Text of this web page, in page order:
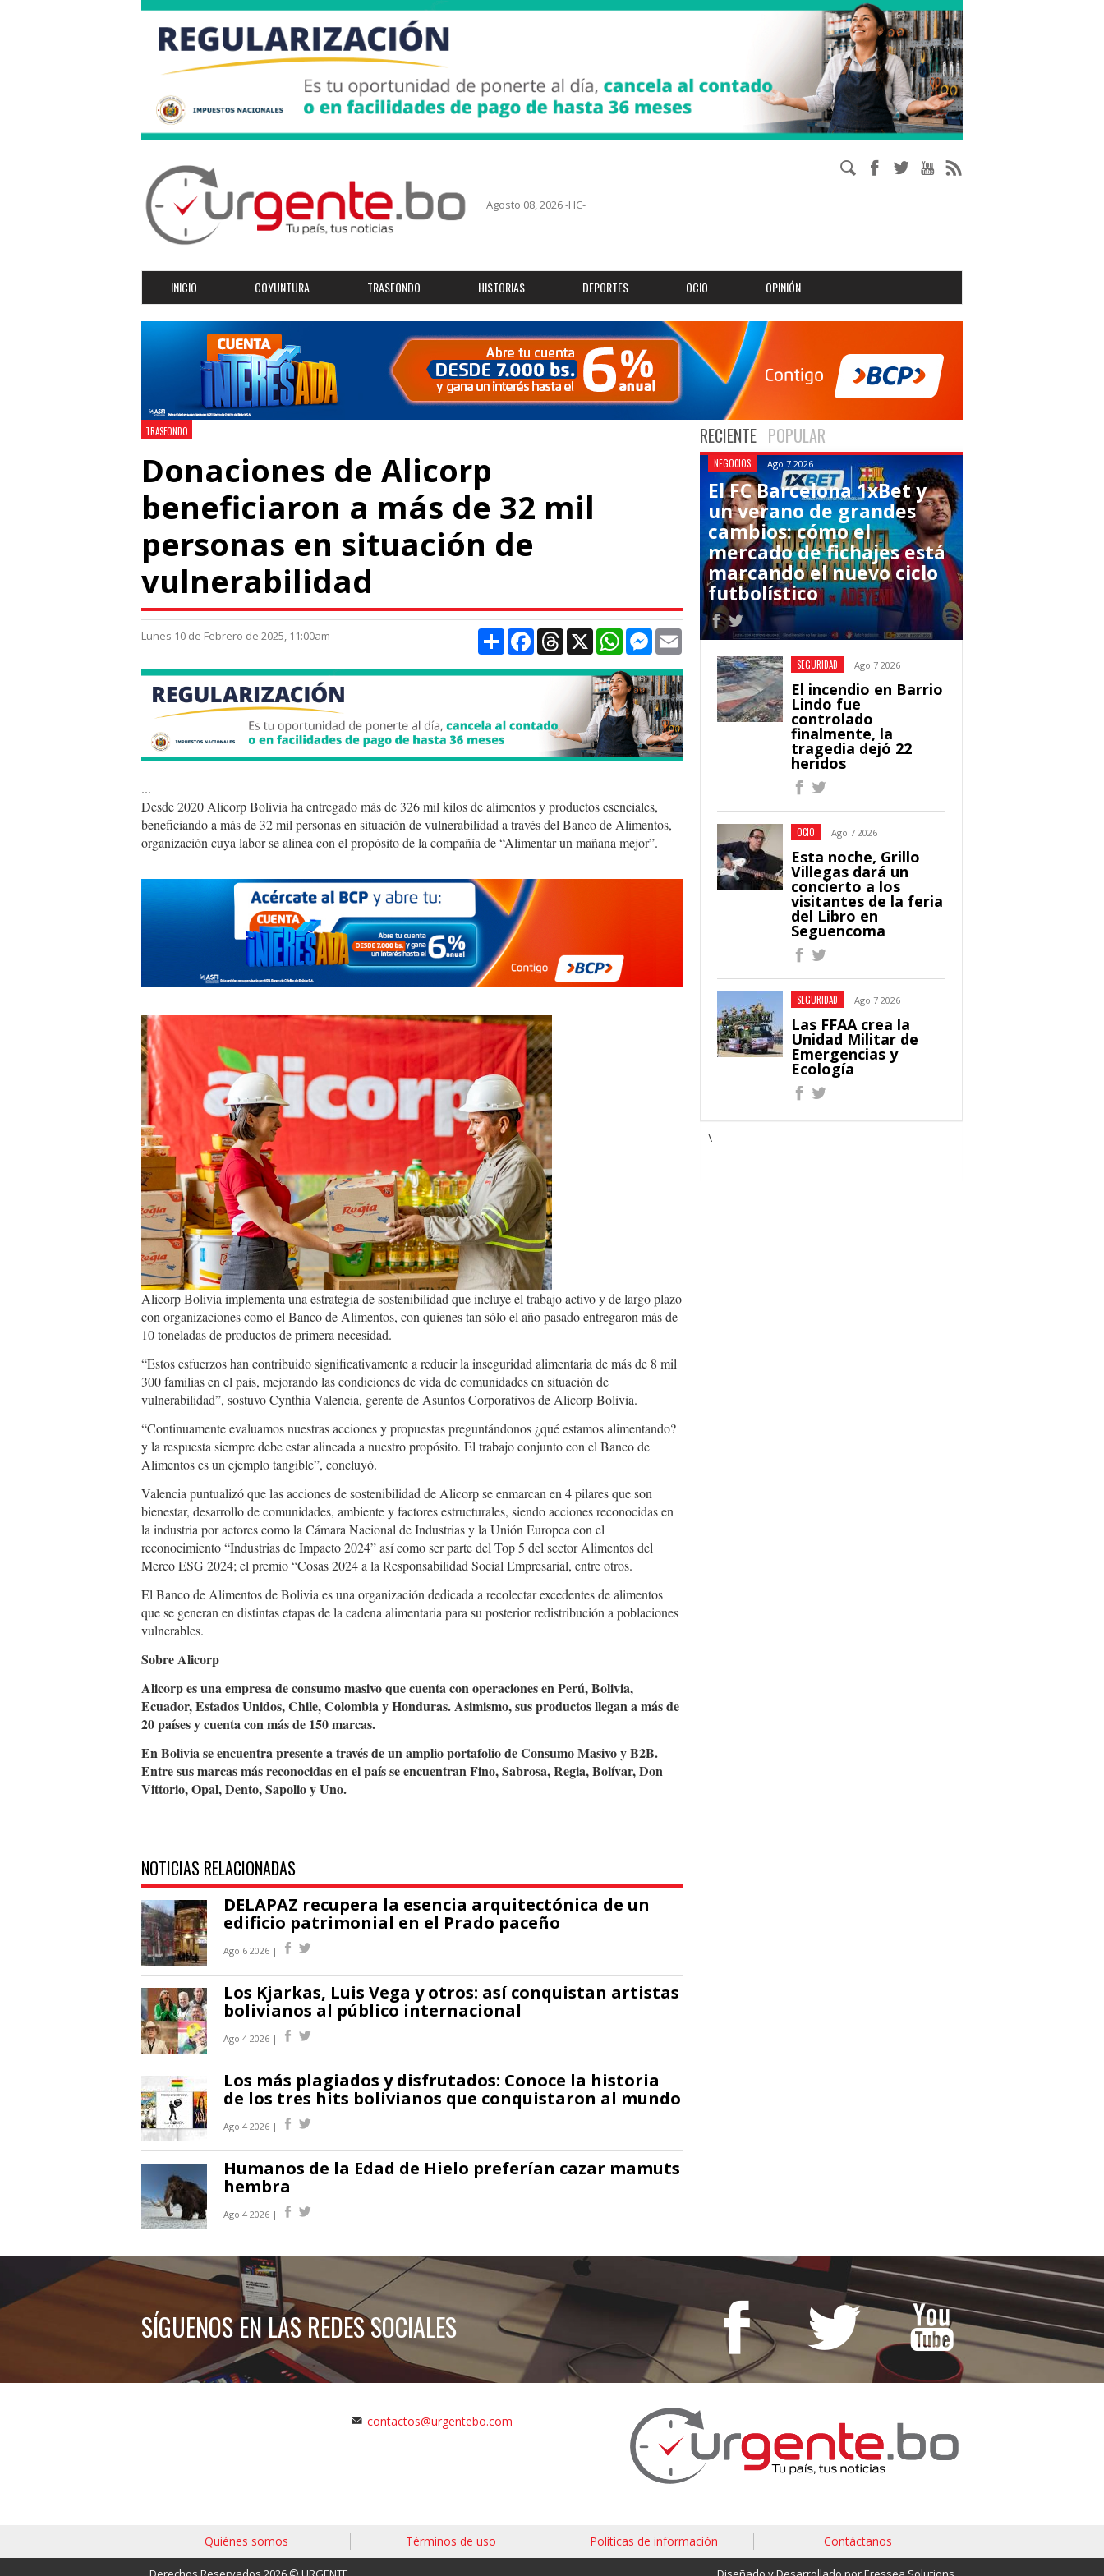
Agosto 08, 2026 -HC-
INICIO COYUNTURA TRASFONDO HISTORIAS DEPORTES OCIO OPINIÓN
TRASFONDO
Donaciones de Alicorp
beneficiaron a más de 32 mil
personas en situación de
vulnerabilidad
Lunes 10 de Febrero de 2025, 11:00am CompartirFacebookThreads
X WhatsAppMessenger
Email
...
Desde 2020 Alicorp Bolivia ha entregado más de 326 mil kilos de alimentos y productos esenciales,
beneficiando a más de 32 mil personas en situación de vulnerabilidad a través del Banco de Alimentos,
organización cuya labor se alinea con el propósito de la compañía de “Alimentar un mañana mejor”.
alicorp
10.jpg
Alicorp Bolivia implementa una estrategia de sostenibilidad que incluye el trabajo activo y de largo plazo
con organizaciones como el Banco de Alimentos, con quienes tan sólo el año pasado entregaron más de
10 toneladas de productos de primera necesidad.
“Estos esfuerzos han contribuido significativamente a reducir la inseguridad alimentaria de más de 8 mil
300 familias en el país, mejorando las condiciones de vida de comunidades en situación de
vulnerabilidad”, sostuvo Cynthia Valencia, gerente de Asuntos Corporativos de Alicorp Bolivia.
“Continuamente evaluamos nuestras acciones y propuestas preguntándonos ¿qué estamos alimentando?
y la respuesta siempre debe estar alineada a nuestro propósito. El trabajo conjunto con el Banco de
Alimentos es un ejemplo tangible”, concluyó.
Valencia puntualizó que las acciones de sostenibilidad de Alicorp se enmarcan en 4 pilares que son
bienestar, desarrollo de comunidades, ambiente y factores estructurales, siendo acciones reconocidas en
la industria por actores como la Cámara Nacional de Industrias y la Unión Europea con el
reconocimiento “Industrias de Impacto 2024” así como ser parte del Top 5 del sector Alimentos del
Merco ESG 2024; el premio “Cosas 2024 a la Responsabilidad Social Empresarial, entre otros.
El Banco de Alimentos de Bolivia es una organización dedicada a recolectar excedentes de alimentos
que se generan en distintas etapas de la cadena alimentaria para su posterior redistribución a poblaciones
vulnerables.
Sobre Alicorp
Alicorp es una empresa de consumo masivo que cuenta con operaciones en Perú, Bolivia,
Ecuador, Estados Unidos, Chile, Colombia y Honduras. Asimismo, sus productos llegan a más de
20 países y cuenta con más de 150 marcas.
En Bolivia se encuentra presente a través de un amplio portafolio de Consumo Masivo y B2B.
Entre sus marcas más reconocidas en el país se encuentran Fino, Sabrosa, Regia, Bolívar, Don
Vittorio, Opal, Dento, Sapolio y Uno.
NOTICIAS RELACIONADAS
DELAPAZ recupera la esencia arquitectónica de un
edificio patrimonial en el Prado paceño
Ago 6 2026 |
Los Kjarkas, Luis Vega y otros: así conquistan artistas
bolivianos al público internacional
Ago 4 2026 |
Los más plagiados y disfrutados: Conoce la historia
de los tres hits bolivianos que conquistaron al mundo
Ago 4 2026 |
Humanos de la Edad de Hielo preferían cazar mamuts
hembra
Ago 4 2026 |
RECIENTE POPULAR
NEGOCIOS Ago 7 2026
El FC Barcelona 1xBet y
un verano de grandes
cambios: cómo el
mercado de fichajes está
marcando el nuevo ciclo
futbolístico
SEGURIDAD Ago 7 2026
El incendio en Barrio
Lindo fue
controlado
finalmente, la
tragedia dejó 22
heridos
OCIO Ago 7 2026
Esta noche, Grillo
Villegas dará un
concierto a los
visitantes de la feria
del Libro en
Seguencoma
SEGURIDAD Ago 7 2026
Las FFAA crea la
Unidad Militar de
Emergencias y
Ecología
\
SÍGUENOS EN LAS REDES SOCIALES
contactos@urgentebo.com
Quiénes somos Términos de uso Políticas de información Contáctanos